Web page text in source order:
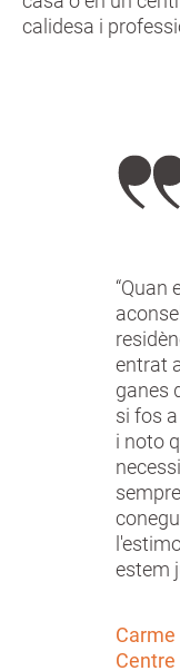
calidesa i
“Quan
entrat
ganes
si fos
i noto
estem
Carme
Centre